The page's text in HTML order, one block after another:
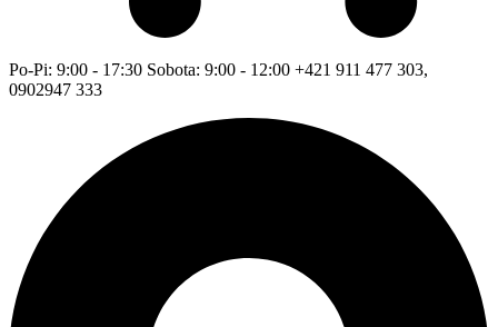
Po-Pi: 9:00 - 17:30 Sobota: 9:00 - 12:00 +421 911 477 303,
0902947 333